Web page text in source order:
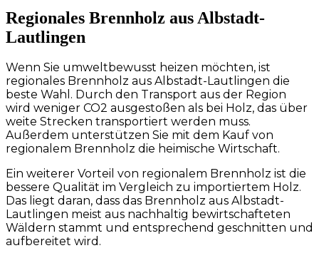
Regionales Brennholz aus Albstadt-
Lautlingen
Wenn Sie umweltbewusst heizen möchten, ist
regionales Brennholz aus Albstadt-Lautlingen die
beste Wahl. Durch den Transport aus der Region
wird weniger CO2 ausgestoßen als bei Holz, das über
weite Strecken transportiert werden muss.
Außerdem unterstützen Sie mit dem Kauf von
regionalem Brennholz die heimische Wirtschaft.
Ein weiterer Vorteil von regionalem Brennholz ist die
bessere Qualität im Vergleich zu importiertem Holz.
Das liegt daran, dass das Brennholz aus Albstadt-
Lautlingen meist aus nachhaltig bewirtschafteten
Wäldern stammt und entsprechend geschnitten und
aufbereitet wird.